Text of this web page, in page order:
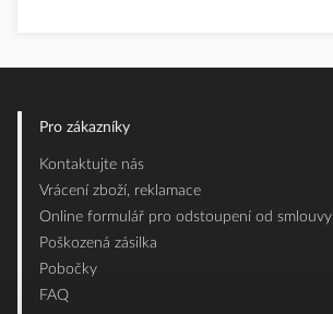
Pro zákazníky
Kontaktujte nás
Vrácení zboží, reklamace
Online formulář pro odstoupení od smlouvy
Poškozená zásilka
Pobočky
FAQ